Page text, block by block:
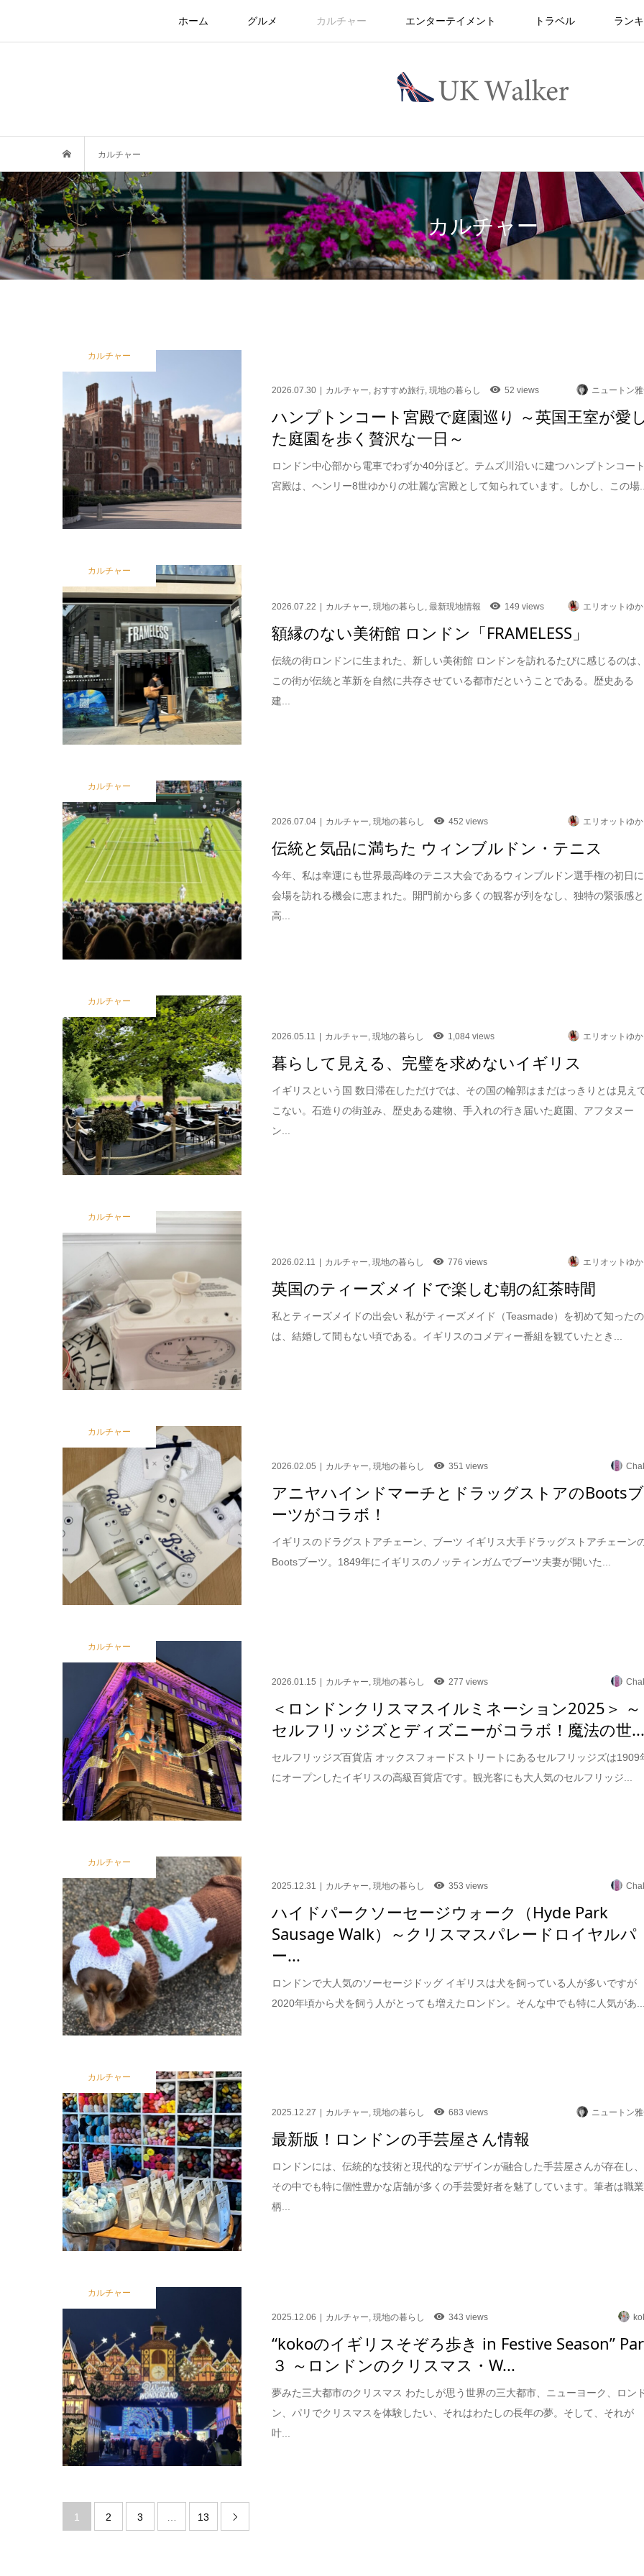
ホーム グルメ カルチャー エンターテイメント トラベル ラン
カルチャー
カルチャー
カルチャー
2026.07.30 カルチャー, おすすめ旅行,現地の暮らし 52 views ニュートン
ハンプトンコート宮殿で庭園巡り ～英国王室が愛し
た庭園を歩く贅沢な一日～
ロンドン中心部から電車でわずか40分ほど。テムズ川沿いに建つハンプトンコート
宮殿は、ヘンリー8世ゆかりの壮麗な宮殿として知られています。しかし、この場...
カルチャー
2026.07.22 カルチャー ,現地の暮らし ,最新現地情報 149 views エリオットゆか
額縁のない美術館 ロンドン「FRAMELESS」
伝統の街ロンドンに生まれた、新しい美術館 ロンドンを訪れるたびに感じるのは、
この街が伝統と革新を自然に共存させている都市だということである。歴史ある
建...
カルチャー
2026.07.04 カルチャー,現地の暮らし 452 views エリオットゆか
伝統と気品に満ちた ウィンブルドン・テニス
今年、私は幸運にも世界最高峰のテニス大会であるウィンブルドン選手権の初日に
会場を訪れる機会に恵まれた。開門前から多くの観客が列をなし、独特の緊張感と
高...
カルチャー
2026.05.11 カルチャー,現地の暮らし 1,084 views エリオットゆか
暮らして見える、完璧を求めないイギリス
イギリスという国 数日滞在しただけでは、その国の輪郭はまだはっきりとは見え
こない。石造りの街並み、歴史ある建物、手入れの行き届いた庭園、アフタヌー
ン...
カルチャー
2026.02.11 カルチャー ,現地の暮らし 776 views エリオットゆか
英国のティーズメイドで楽しむ朝の紅茶時間
私とティーズメイドの出会い 私がティーズメイド（Teasmade）を初めて知ったの
は、結婚して間もない頃である。イギリスのコメディー番組を観ていたとき...
カルチャー
2026.02.05 カルチャー,現地の暮らし 351 views
アニヤハインドマーチとドラッグストアのBootsブ
ーツがコラボ！
イギリスのドラグストアチェーン、ブーツ イギリス大手ドラッグストアチェーン
Bootsブーツ。1849年にイギリスのノッティンガムでブーツ夫妻が開いた...
カルチャー
2026.01.15 カルチャー ,現地の暮らし 277 views
＜ロンドンクリスマスイルミネーション2025＞ ～
セルフリッジズとディズニーがコラボ！魔法の世...
セルフリッジズ百貨店 オックスフォードストリートにあるセルフリッジズは1909
にオープンしたイギリスの高級百貨店です。観光客にも大人気のセルフリッジ...
カルチャー
2025.12.31 カルチャー,現地の暮らし 353 views
ハイドパークソーセージウォーク（Hyde Park
Sausage Walk）～クリスマスパレードロイヤルパ
ー...
ロンドンで大人気のソーセージドッグ イギリスは犬を飼っている人が多いですが
2020年頃から犬を飼う人がとっても増えたロンドン。そんな中でも特に人気があ...
カルチャー
2025.12.27 カルチャー,現地の暮らし 683 views ニュートン
最新版！ロンドンの手芸屋さん情報
ロンドンには、伝統的な技術と現代的なデザインが融合した手芸屋さんが存在し、
その中でも特に個性豊かな店舗が多くの手芸愛好者を魅了しています。筆者は職業
柄...
カルチャー
2025.12.06 カルチャー ,現地の暮らし 343 views
“kokoのイギリスそぞろ歩き in Festive Season”
３ ～ロンドンのクリスマス・W...
夢みた三大都市のクリスマス わたしが思う世界の三大都市、ニューヨーク、ロン
ン、パリでクリスマスを体験したい、それはわたしの長年の夢。そして、それが
叶...
1 2 3 13 